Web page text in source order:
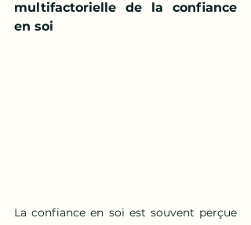
multifactorielle de la confiance
en soi
La confiance en soi est souvent perçue